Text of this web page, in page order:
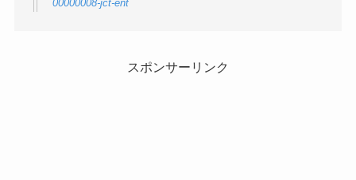
00000008-jct-ent
スポンサーリンク